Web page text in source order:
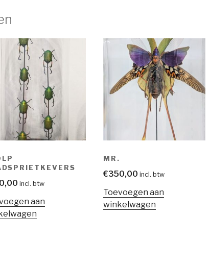
incl. btw
aan
MR.
€350,00 incl. btw
Toevoegen aan
winkelwagen